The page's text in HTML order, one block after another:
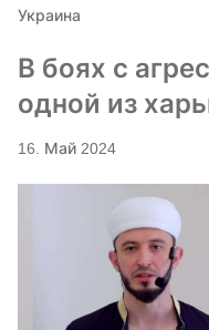
Украина
В боях с
одной из
16. Май 2024